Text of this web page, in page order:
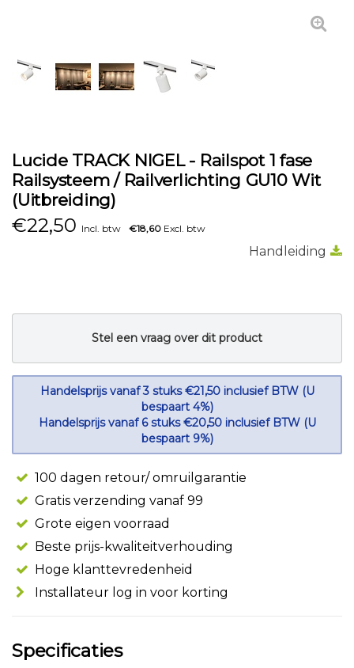
Lucide TRACK NIGEL - Railspot 1 fase
Railsysteem / Railverlichting GU10 Wit
(Uitbreiding)
€22,50 Incl. btw €18,60 Excl. btw
Handleiding
Stel een vraag over dit product
Handelsprijs vanaf 3 stuks €21,50 inclusief BTW (U
bespaart 4%)
Handelsprijs vanaf 6 stuks €20,50 inclusief BTW (U
bespaart 9%)
100 dagen retour/ omruilgarantie
Gratis verzending vanaf 99
Grote eigen voorraad
Beste prijs-kwaliteitverhouding
Hoge klanttevredenheid
Installateur log in voor korting
Specificaties